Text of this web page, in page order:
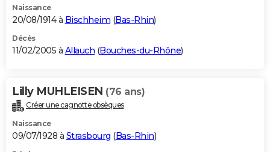
Naissance
20/08/1914 à Bischheim (Bas-Rhin)
Décès
11/02/2005 à Allauch (Bouches-du-Rhône)
Lilly MUHLEISEN (76 ans)
Créer une cagnotte obsèques
Naissance
09/07/1928 à Strasbourg (Bas-Rhin)